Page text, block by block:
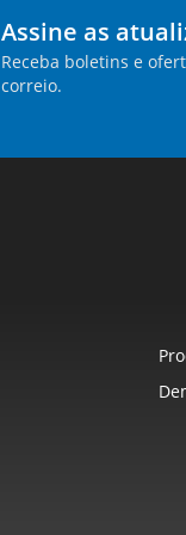
Assine as
Receba boletins e
correio.